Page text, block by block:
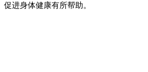
进身体健康有所帮助。